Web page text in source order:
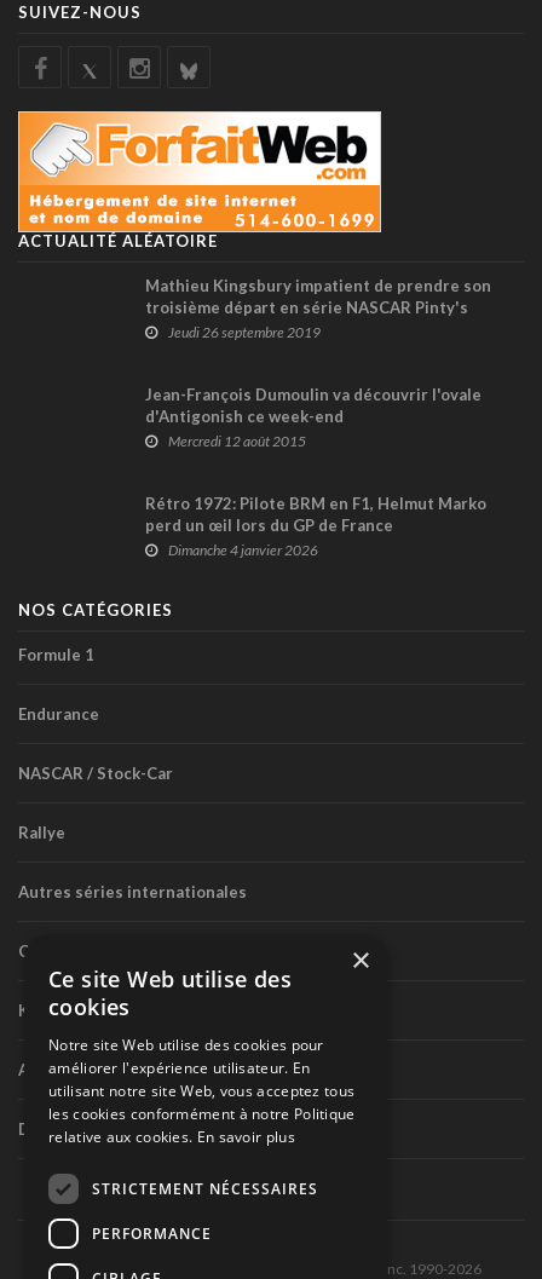
SUIVEZ-NOUS
ACTUALITÉ ALÉATOIRE
Mathieu Kingsbury impatient de prendre son
troisième départ en série NASCAR Pinty's
Jeudi 26 septembre 2019
Jean-François Dumoulin va découvrir l'ovale
d'Antigonish ce week-end
Mercredi 12 août 2015
Rétro 1972: Pilote BRM en F1, Helmut Marko
perd un œil lors du GP de France
Dimanche 4 janvier 2026
NOS CATÉGORIES
Formule 1
Endurance
NASCAR / Stock-Car
Rallye
Autres séries internationales
Circuit routier canadien
Karting
Autres séries nationales
Divers
Tous droits réservés © Les Éditions Pole-Position inc. 1990-2026
×
Ce site Web utilise des
cookies
Notre site Web utilise des cookies pour
améliorer l'expérience utilisateur. En
utilisant notre site Web, vous acceptez tous
les cookies conformément à notre Politique
relative aux cookies. En savoir plus
STRICTEMENT NÉCESSAIRES
PERFORMANCE